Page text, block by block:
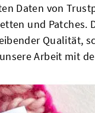
Daten von
und Patches.
Qualität,
Arbeit mit